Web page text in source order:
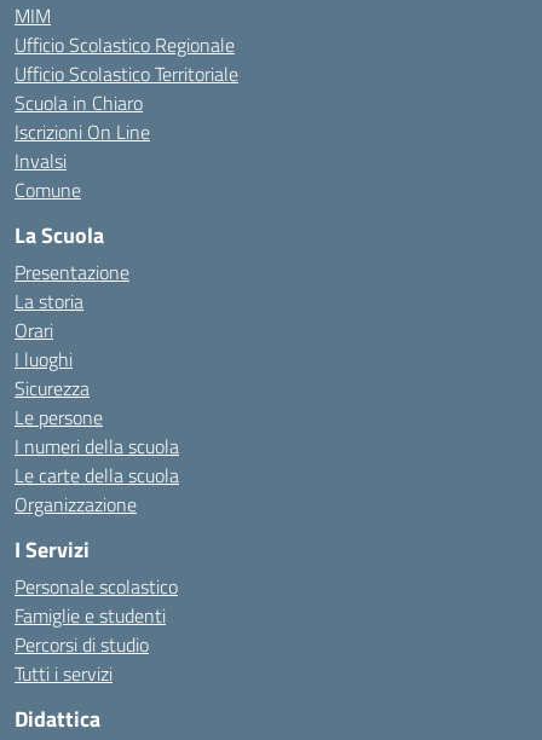
MIM
Ufficio Scolastico Regionale
Ufficio Scolastico Territoriale
Scuola in Chiaro
Iscrizioni On Line
Invalsi
Comune
La Scuola
Presentazione
La storia
Orari
I luoghi
Sicurezza
Le persone
I numeri della scuola
Le carte della scuola
Organizzazione
I Servizi
Personale scolastico
Famiglie e studenti
Percorsi di studio
Tutti i servizi
Didattica